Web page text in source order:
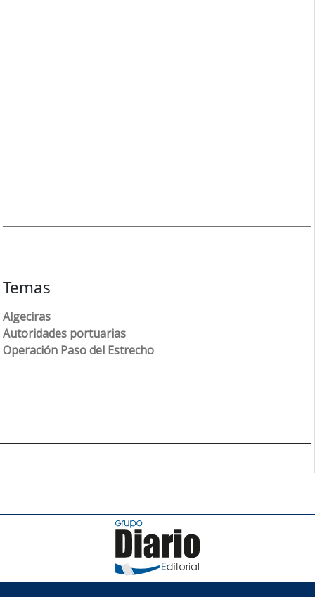
Temas
Algeciras
Autoridades portuarias
Operación Paso del Estrecho